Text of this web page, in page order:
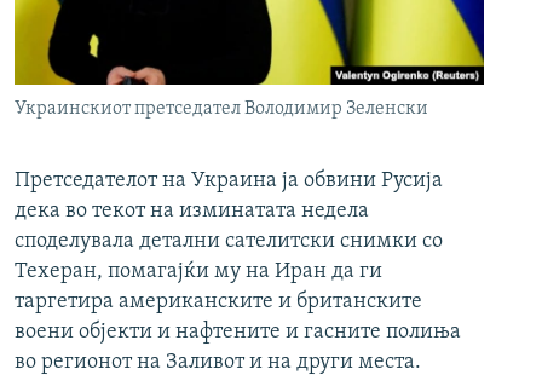
Украинскиот претседател Володимир Зеленски
Претседателот на Украина ја обвини Русија
дека во текот на изминатата недела
споделувала детални сателитски снимки со
Техеран, помагајќи му на Иран да ги
таргетира американските и британските
воени објекти и нафтените и гасните полиња
во регионот на Заливот и на други места.